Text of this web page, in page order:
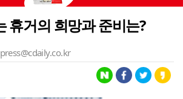
휴거의 희망과 준비는?
press@cdaily.co.kr